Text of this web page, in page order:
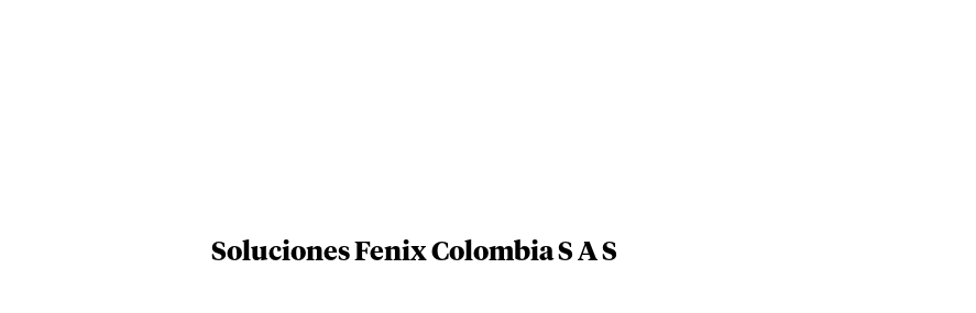
Soluciones Fenix Colombia S A S